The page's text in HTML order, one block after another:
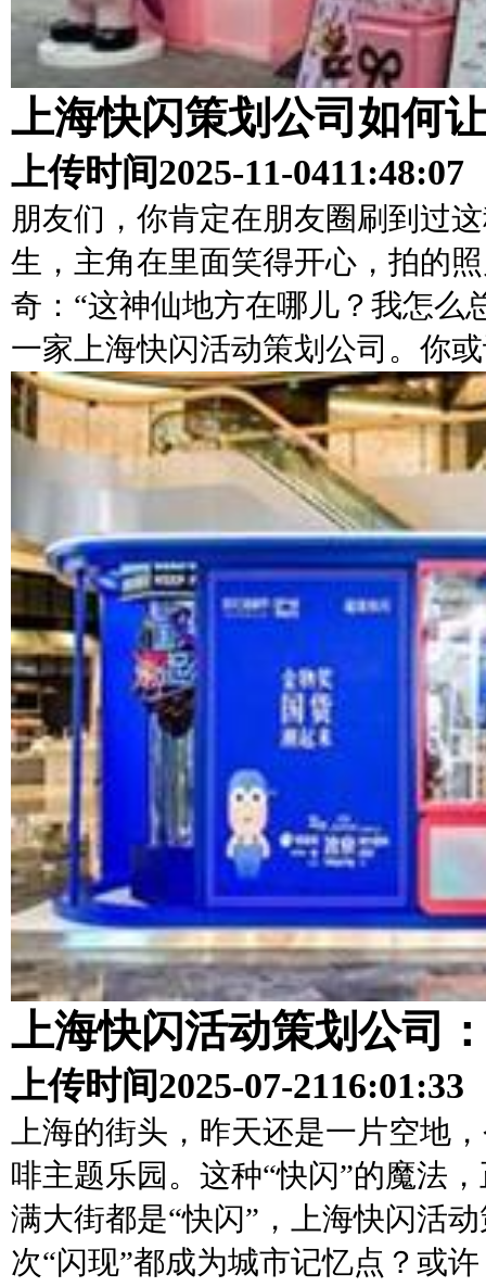
上海快闪策划公司如何
上传时间2025-11-0411:48:07
朋友们，你肯定在朋友圈刷到过
生，主角在里面笑得开心，拍的
奇：“这神仙地方在哪儿？我怎么
一家上海快闪活动策划公司。你
上海快闪活动策划公司
上传时间2025-07-2116:01:33
上海的街头，昨天还是一片空地
啡主题乐园。这种“快闪”的魔法
满大街都是“快闪”，上海快闪活
次“闪现”都成为城市记忆点？或